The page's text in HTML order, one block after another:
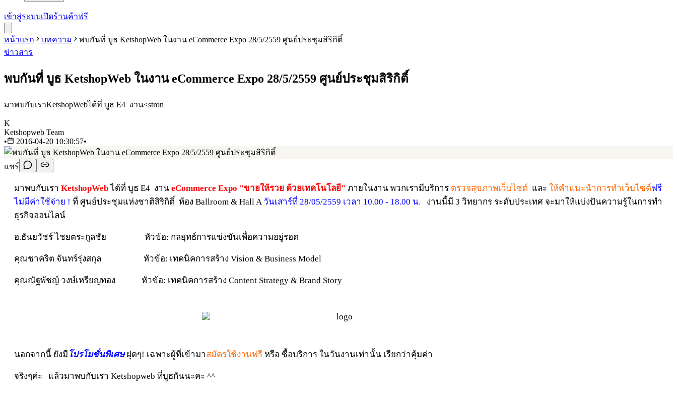
เข้าสู่ระบบเปิดร้านค้าฟรี
หน้าแรก บทความ
พบกันที่ บูธ KetshopWeb ในงาน eCommerce Expo 28/5/2559 ศูนย์ประชุมสิริกิติ์
ข่าวสาร
พบกันที่ บูธ KetshopWeb ในงาน eCommerce Expo 28/5/2559 ศูนย์ประชุมสิริกิติ์
มาพบกับเราKetshopWebได้ที่ บูธ E4 งาน<stron
K
Ketshopweb Team
•
2016-04-20 10:30:57•
แชร์
มาพบกับเรา KetshopWebได้ที่ บูธ E4 งาน eCommerce Expo "ขายให้รวย ด้วยเทคโนโลยี" ภายในงาน พวกเรามีบริการ ตรวจสุขภาพเว็บไซต์ และ ให้คำแนะนำการทำเว็บไซต์ฟรี
ไม่มีค่าใช้จ่าย ! ที่ ศูนย์ประชุมแห่งชาติสิริกิติ์ ห้อง Ballroom & Hall A วันเสาร์ที่ 28/05/2559 เวลา 10.00 - 18.00 น. งานนี้มี 3 วิทยากร ระดับประเทศ จะมาให้แบ่งปันความรู้ในการทำ
ธุรกิจออนไลน์
อ.ธันยวัชร์ ไชยตระกูลชัย หัวข้อ: กลยุทธ์การแข่งขันเพื่อความอยู่รอด
คุณชาคริต จันทร์รุ่งสกุล หัวข้อ: เทคนิคการสร้าง Vision & Business Model
คุณณัฐพัชญ์ วงษ์เหรียญทอง หัวข้อ: เทคนิคการสร้าง Content Strategy & Brand Story
นอกจากนี้ ยังมี โปรโมชั่นพิเศษฝุดๆ! เฉพาะผู้ที่เข้ามาสมัครใช้งานฟรี หรือ ซื้อบริการ ในวันงานเท่านั้น เรียกว่าคุ้มค่า
จริงๆค่ะ แล้วมาพบกับเรา Ketshopweb ที่บูธกันนะคะ ^^